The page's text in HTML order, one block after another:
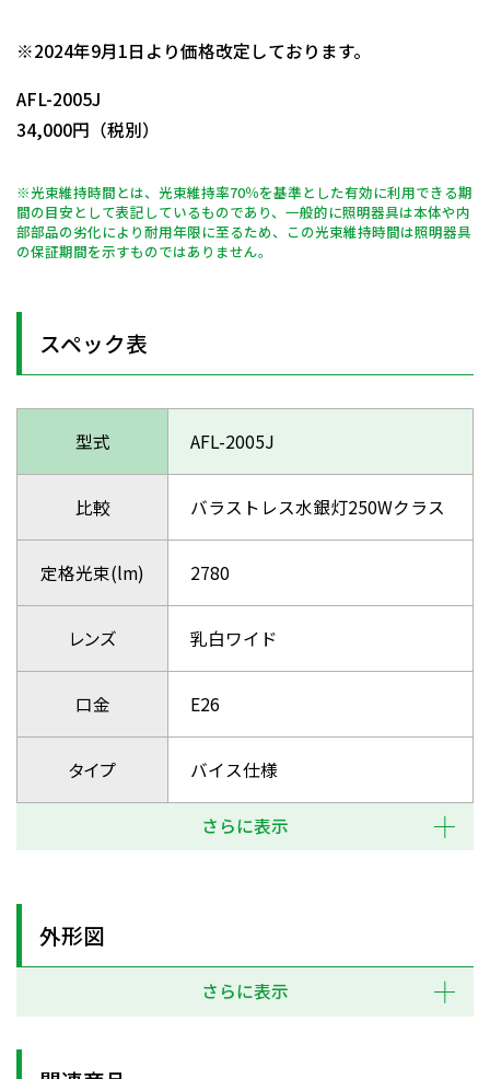
※2024年9月1日より価格改定しております。
AFL-2005J
34,000円（税別）
※光束維持時間とは、光束維持率70％を基準とした有効に利用できる期
間の目安として表記しているものであり、一般的に照明器具は本体や内
部部品の劣化により耐用年限に至るため、この光束維持時間は照明器具
の保証期間を示すものではありません。
スペック表
型式 AFL-2005J
比較 バラストレス水銀灯250Wクラス
定格光束(lm) 2780
レンズ 乳白ワイド
口金 E26
タイプ バイス仕様
さらに表示
外形図
さらに表示